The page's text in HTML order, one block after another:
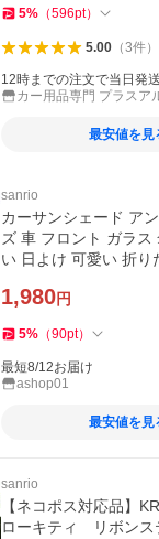
5% （596pt）
5.00（3件）
12時までの注文で当日発
カー用品専門 プラスア
最安値を見
sanrio
カーサンシェード ア
ズ 車 フロント ガラ
い 日よけ 可愛い 折り
1,980円
5% （90pt）
最短8/12お届け
ashop01
最安値を見
sanrio
【ネコポス対応品】
ローキティ リボン